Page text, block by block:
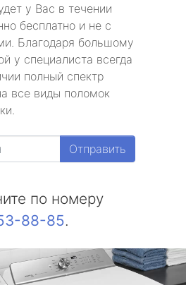
у Вас в течении
бесплатно и не с
Благодаря большому
у специалиста всегда
полный спектр
все виды поломок
Отправить
по номеру
88-85.